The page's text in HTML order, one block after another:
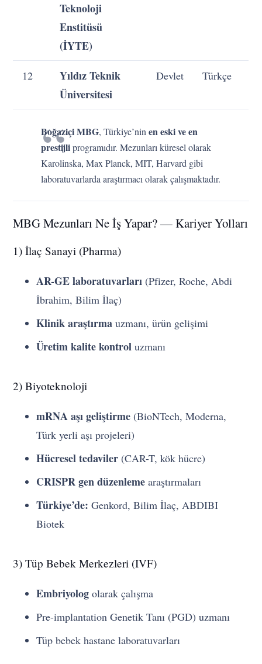
Teknoloji
Enstitüsü
(İYTE)
12
Yıldız Teknik
Üniversitesi
Devlet Türkçe
Boğaziçi MBG, Türkiye’ninen eski ve en
prestijliprogramıdır. Mezunları küresel olarak
Karolinska, Max Planck, MIT, Harvard gibi
laboratuvarlarda araştırmacı olarak çalışmaktadır.
MBG Mezunları Ne İş Yapar? — Kariyer Yolları
1) İlaç Sanayi (Pharma)
AR-GE laboratuvarları (Pfizer, Roche, Abdi
İbrahim, Bilim İlaç)
Klinik araştırma uzmanı, ürün gelişimi
Üretim kalite kontrol uzmanı
2) Biyoteknoloji
mRNA aşı geliştirme (BioNTech, Moderna,
Türk yerli aşı projeleri)
Hücresel tedaviler (CAR-T, kök hücre)
CRISPR gen düzenleme araştırmaları
Türkiye’de: Genkord, Bilim İlaç, ABDIBI
Biotek
3) Tüp Bebek Merkezleri (IVF)
Embriyolog olarak çalışma
Pre-implantation Genetik Tanı (PGD) uzmanı
Tüp bebek hastane laboratuvarları